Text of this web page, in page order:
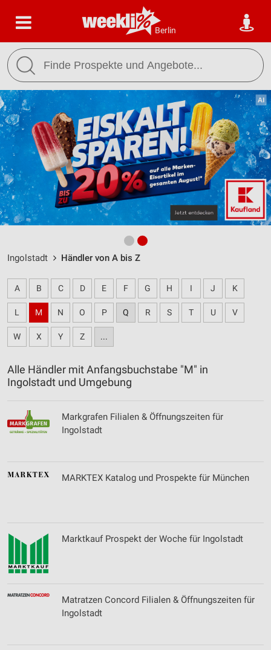
Berlin
Ingolstadt Händler von A bis Z
A B C D E F G H I J K
L M N O P Q R S T U V
W X Y Z ...
Alle Händler mit Anfangsbuchstabe "M" in
Ingolstadt und Umgebung
Markgrafen Filialen & Öffnungszeiten für
Ingolstadt
MARKTEX Katalog und Prospekte für München
Marktkauf Prospekt der Woche für Ingolstadt
Matratzen Concord Filialen & Öffnungszeiten für
Ingolstadt